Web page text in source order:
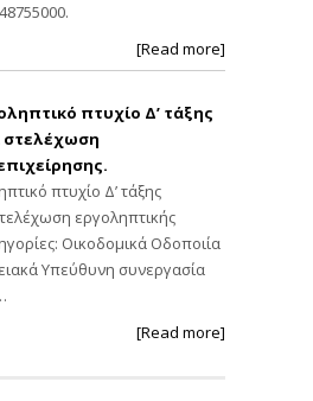
[Read more]
πτυχίο Δ’ τάξης
στελέχωση
πτυχίο Δ’ τάξης
εργοληπτικής
Οικοδομικά Οδοποιία
Υπεύθυνη συνεργασία
[Read more]